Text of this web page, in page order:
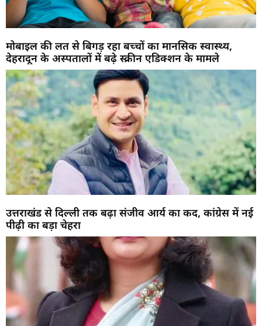
मोबाइल की लत से बिगड़ रहा बच्चों का मानसिक स्वास्थ्य,
देहरादून के अस्पतालों में बढ़े स्क्रीन एडिक्शन के मामले
उत्तराखंड से दिल्ली तक बढ़ा संजीव आर्य का कद, कांग्रेस में नई
पीढ़ी का बड़ा चेहरा